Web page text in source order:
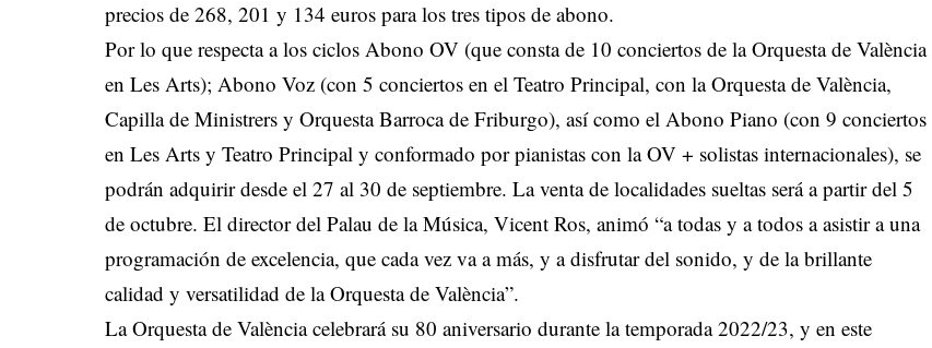
precios de 268, 201 y 134 euros para los tres tipos de abono.
Por lo que respecta a los ciclos Abono OV (que consta de 10 conciertos de la Orquesta de València
en Les Arts); Abono Voz (con 5 conciertos en el Teatro Principal, con la Orquesta de València,
Capilla de Ministrers y Orquesta Barroca de Friburgo), así como el Abono Piano (con 9 conciertos
en Les Arts y Teatro Principal y conformado por pianistas con la OV + solistas internacionales), se
podrán adquirir desde el 27 al 30 de septiembre. La venta de localidades sueltas será a partir del 5
de octubre. El director del Palau de la Música, Vicent Ros, animó “a todas y a todos a asistir a una
programación de excelencia, que cada vez va a más, y a disfrutar del sonido, y de la brillante
calidad y versatilidad de la Orquesta de València”.
La Orquesta de València celebrará su 80 aniversario durante la temporada 2022/23, y en este